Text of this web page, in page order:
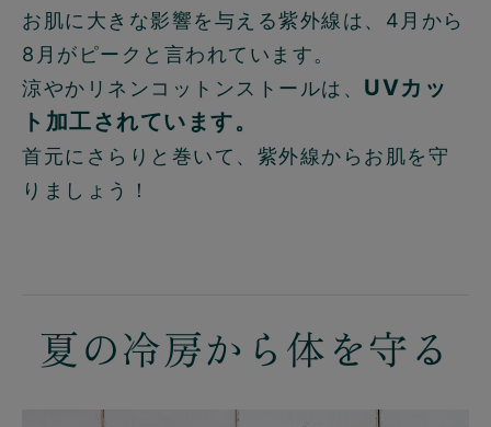
お肌に大きな影響を与える紫外線は、4月から
8月がピークと言われています。
涼やかリネンコットンストールは、 UVカッ
ト加工されています。
首元にさらりと巻いて、紫外線からお肌を守
りましょう！
夏の冷房から体を守る